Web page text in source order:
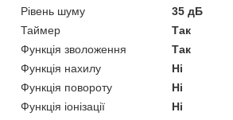
Рівень шуму
35 дБ
Таймер
Так
Функція зволоження
Так
Функція нахилу
Ні
Функція повороту
Ні
Функція іонізації
Ні